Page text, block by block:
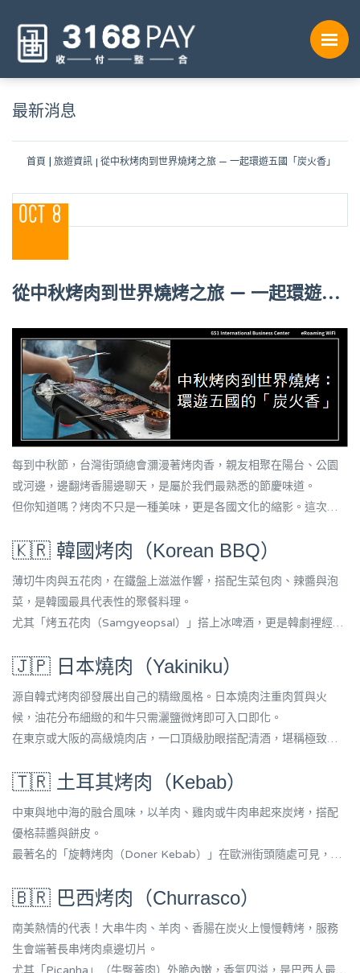
最新消息
首頁 旅遊資訊 從中秋烤肉到世界燒烤之旅 — 一起環遊五國「炭火香」
OCT 8
從中秋烤肉到世界燒烤之旅 — 一起環遊五
每到中秋節，台灣街頭總會瀰漫著烤肉香，親友相聚在陽台、公園
或河邊，邊翻烤香腸邊聊天，是屬於我們最熟悉的節慶味道。
但你知道嗎？烤肉不只是一種美味，更是各國文化的縮影。這次就
何用炭火與香氣說故事。
🇰🇷 韓國烤肉（Korean BBQ）
薄切牛肉與五花肉，在鐵盤上滋滋作響，搭配生菜包肉、辣醬與泡
菜，是韓國最具代表性的聚餐料理。
尤其「烤五花肉（Samgyeopsal）」搭上冰啤酒，更是韓劇裡經典
🇯🇵 日本燒肉（Yakiniku）
源自韓式烤肉卻發展出自己的精緻風格。日本燒肉注重肉質與火
候，油花分布細緻的和牛只需灑鹽微烤即可入口即化。
在東京或大阪的高級燒肉店，一口頂級肋眼搭配清酒，堪稱極致享
🇹🇷 土耳其烤肉（Kebab）
中東與地中海的融合風味，以羊肉、雞肉或牛肉串起來炭烤，搭配
優格蒜醬與餅皮。
最著名的「旋轉烤肉（Doner Kebab）」在歐洲街頭隨處可見，是
🇧🇷 巴西烤肉（Churrasco）
南美熱情的代表！大串牛肉、羊肉、香腸在炭火上慢慢轉烤，服務
生會端著長串烤肉桌邊切片。